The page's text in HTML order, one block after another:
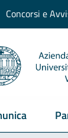
Concorsi e